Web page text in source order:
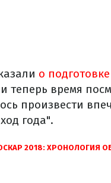
о
теперь время
произвести
года".
2018: ХРОНОЛОГИЯ